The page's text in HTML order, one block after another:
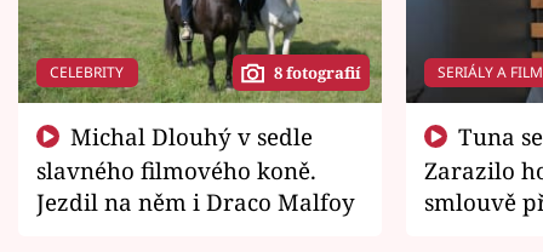
CELEBRITY 8 fotografií
slavného filmového koně.
Jezdil na něm i Draco Malfoy
SERIÁLY A
Zarazilo
smlouvě